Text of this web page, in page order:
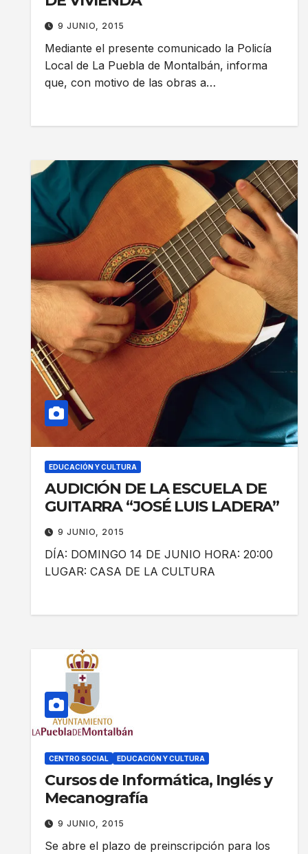
9 JUNIO, 2015
Mediante el presente comunicado la Policía
Local de La Puebla de Montalbán, informa
que, con motivo de las obras a…
EDUCACIÓN Y CULTURA
AUDICIÓN DE LA ESCUELA DE
GUITARRA “JOSÉ LUIS LADERA”
9 JUNIO, 2015
DÍA: DOMINGO 14 DE JUNIO HORA: 20:00
LUGAR: CASA DE LA CULTURA
CENTRO SOCIAL EDUCACIÓN Y CULTURA
Cursos de Informática, Inglés y
Mecanografía
9 JUNIO, 2015
Se abre el plazo de preinscripción para los